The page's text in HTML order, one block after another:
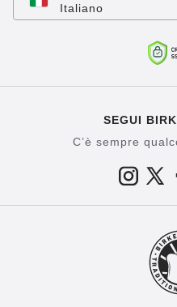
Italiano
SEGUI
C’è sempre